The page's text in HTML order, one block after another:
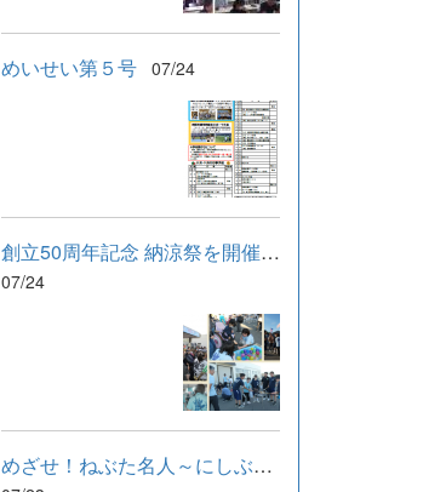
めいせい第５号 07/24
創立50周年記念 納涼祭を開催しました！
07/24
めざせ！ねぶた名人～にしぶんねぶたまつり～